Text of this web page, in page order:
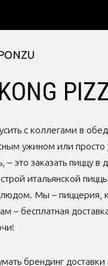
с коллегами в
ужином или просто
– это заказать пиццу
итальянской
Мы – пиццерия,
– бесплатная
брендинг